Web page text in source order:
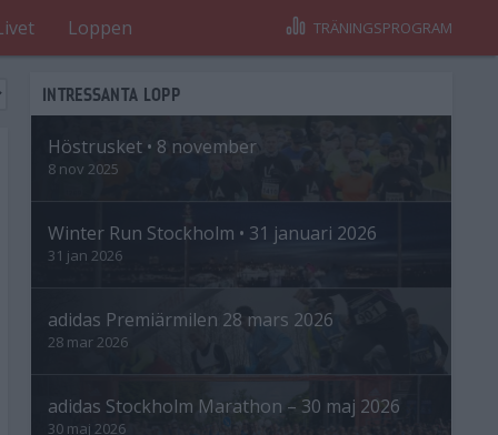
Loppen TRÄNINGSPROGRAM
INTRESSANTA LOPP
Höstrusket • 8 november
8 nov 2025
Winter Run Stockholm • 31 januari 2026
31 jan 2026
adidas Premiärmilen 28 mars 2026
28 mar 2026
adidas Stockholm Marathon – 30 maj 2026
30 maj 2026